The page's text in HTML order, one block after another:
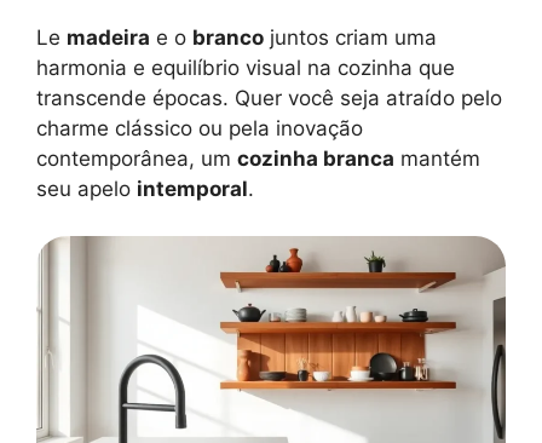
Le madeira e o branco juntos criam uma
harmonia e equilíbrio visual na cozinha que
transcende épocas. Quer você seja atraído pelo
charme clássico ou pela inovação
contemporânea, um cozinha branca mantém
seu apelo intemporal.